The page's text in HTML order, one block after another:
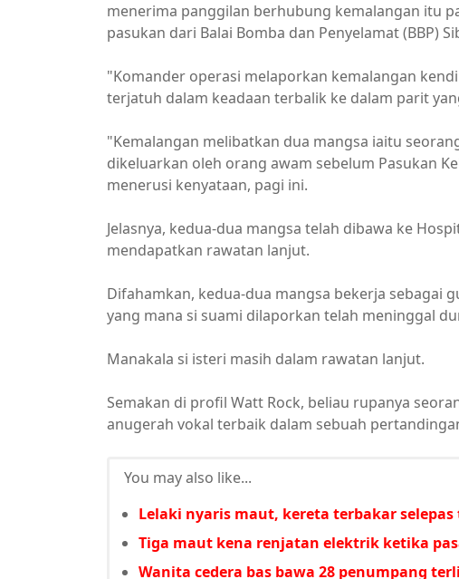
menerima panggilan berhubung kemalangan itu
pasukan dari Balai Bomba dan Penyelamat (BBP)
"Komander operasi melaporkan kemalangan
terjatuh dalam keadaan terbalik ke dalam parit
"Kemalangan melibatkan dua mangsa iaitu
dikeluarkan oleh orang awam sebelum Pasukan
menerusi kenyataan, pagi ini.
Jelasnya, kedua-dua mangsa telah dibawa ke
mendapatkan rawatan lanjut.
Difahamkan, kedua-dua mangsa bekerja sebagai
yang mana si suami dilaporkan telah meninggal
Manakala si isteri masih dalam rawatan lanjut.
Semakan di profil Watt Rock, beliau rupanya
anugerah vokal terbaik dalam sebuah
You may also like...
Lelaki nyaris maut, kereta terbakar
Tiga maut kena renjatan elektrik ketika
Wanita cedera bas bawa 28 penumpang